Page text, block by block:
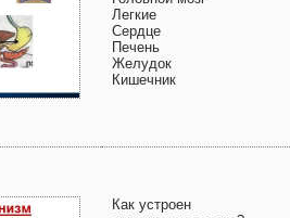
Легкие
Сердце
Печень
Желудок
Кишечник
Как устроен